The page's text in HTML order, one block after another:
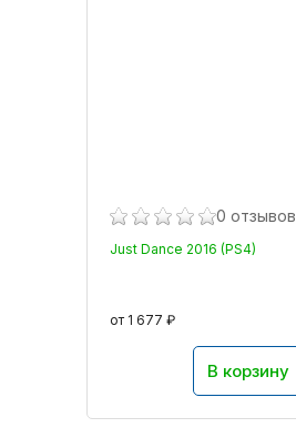
0 отзывов
Just Dance 2016 (PS4)
от 1 677 ₽
В корзину